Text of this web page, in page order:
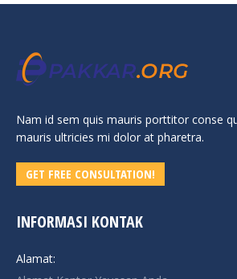
Nam id sem quis mauris porttitor conse
mauris ultricies mi dolor at pharetra.
GET FREE CONSULTATION!
INFORMASI KONTAK
Alamat: